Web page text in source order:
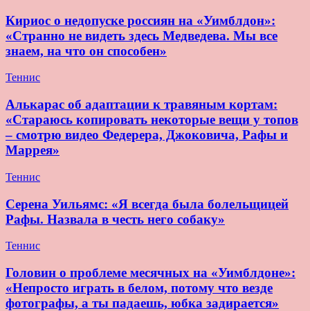
Кириос о недопуске россиян на «Уимблдон»:
«Странно не видеть здесь Медведева. Мы все
знаем, на что он способен»
Теннис
Алькарас об адаптации к травяным кортам:
«Стараюсь копировать некоторые вещи у топов
– смотрю видео Федерера, Джоковича, Рафы и
Маррея»
Теннис
Серена Уильямс: «Я всегда была болельщицей
Рафы. Назвала в честь него собаку»
Теннис
Головин о проблеме месячных на «Уимблдоне»:
«Непросто играть в белом, потому что везде
фотографы, а ты падаешь, юбка задирается»